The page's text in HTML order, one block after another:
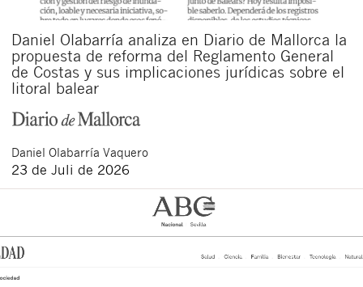
Daniel Olabarría analiza en Diario de Mallorca la
propuesta de reforma del Reglamento General
de Costas y sus implicaciones jurídicas sobre el
litoral balear
Daniel Olabarría Vaquero
23 de Juli de 2026